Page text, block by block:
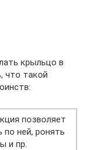
крыльцо в
что такой
позволяет
по ней, ронять
и пр.